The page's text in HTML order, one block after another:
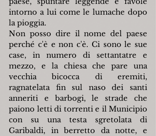
intorno a lui come le lumache dopo
la pioggia.
Non posso dire il nome del paese
perché c'è e non c'è. Ci sono le sue
case, in numero di settantatre e
mezzo, e la chiesa che pare una
vecchia bicocca di eremiti,
ragnatelata fin sul naso dei santi
anneriti e barbogi, le strade che
paiono letti di torrenti e il Municipio
con su una testa sgretolata di
Garibaldi, in berretto da notte, e